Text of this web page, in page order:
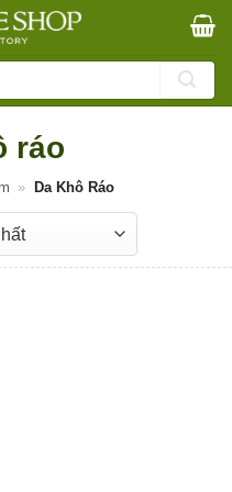
ráo
» Da Khô Ráo